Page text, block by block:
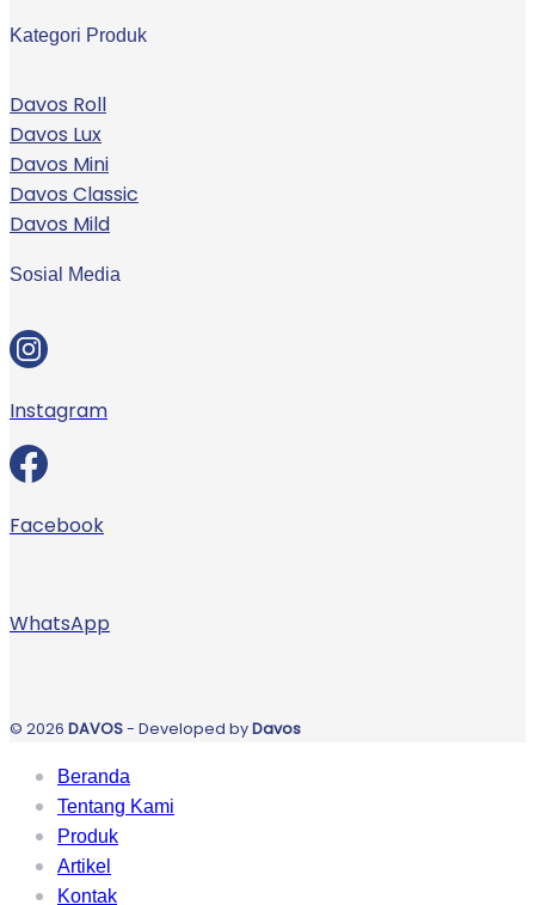
Kategori Produk
Davos Roll
Davos Lux
Davos Mini
Davos Classic
Davos Mild
Sosial Media
Instagram
Facebook
WhatsApp
© 2026 DAVOS- Developed byDavos
Beranda
Tentang Kami
Produk
Artikel
Kontak